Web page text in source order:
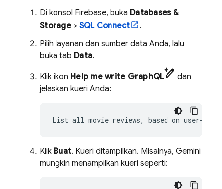
Di konsol Firebase, buka Databases &
Storage> SQL Connect
.
Pilih layanan dan sumber data Anda, lalu
buka tab Data.
Klik ikon Help me write GraphQLpen_spark dan
jelaskan kueri Anda:
List all movie reviews, based on user-
Klik Buat. Kueri ditampilkan. Misalnya, Gemini
mungkin menampilkan kueri seperti: